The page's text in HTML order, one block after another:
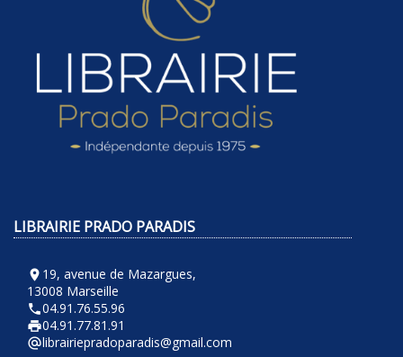
LIBRAIRIE PRADO PARADIS
room 19, avenue de Mazargues,
13008 Marseille
phone04.91.76.55.96
local_printshop04.91.77.81.91
alternate_emaillibrairiepradoparadis@gmail.com